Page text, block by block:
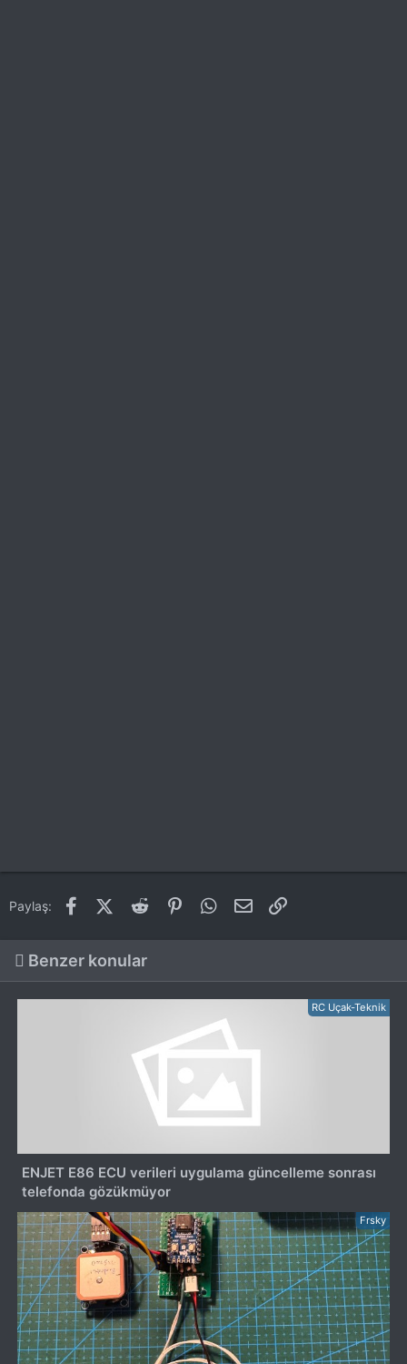
Paylaş: FacebookX (Twitter)
Reddit PinterestWhatsApp
E-posta
Benzer konular
RC Uçak-Teknik
ENJET E86 ECU verileri uygulama güncelleme sonrası
telefonda gözükmüyor
Frsky